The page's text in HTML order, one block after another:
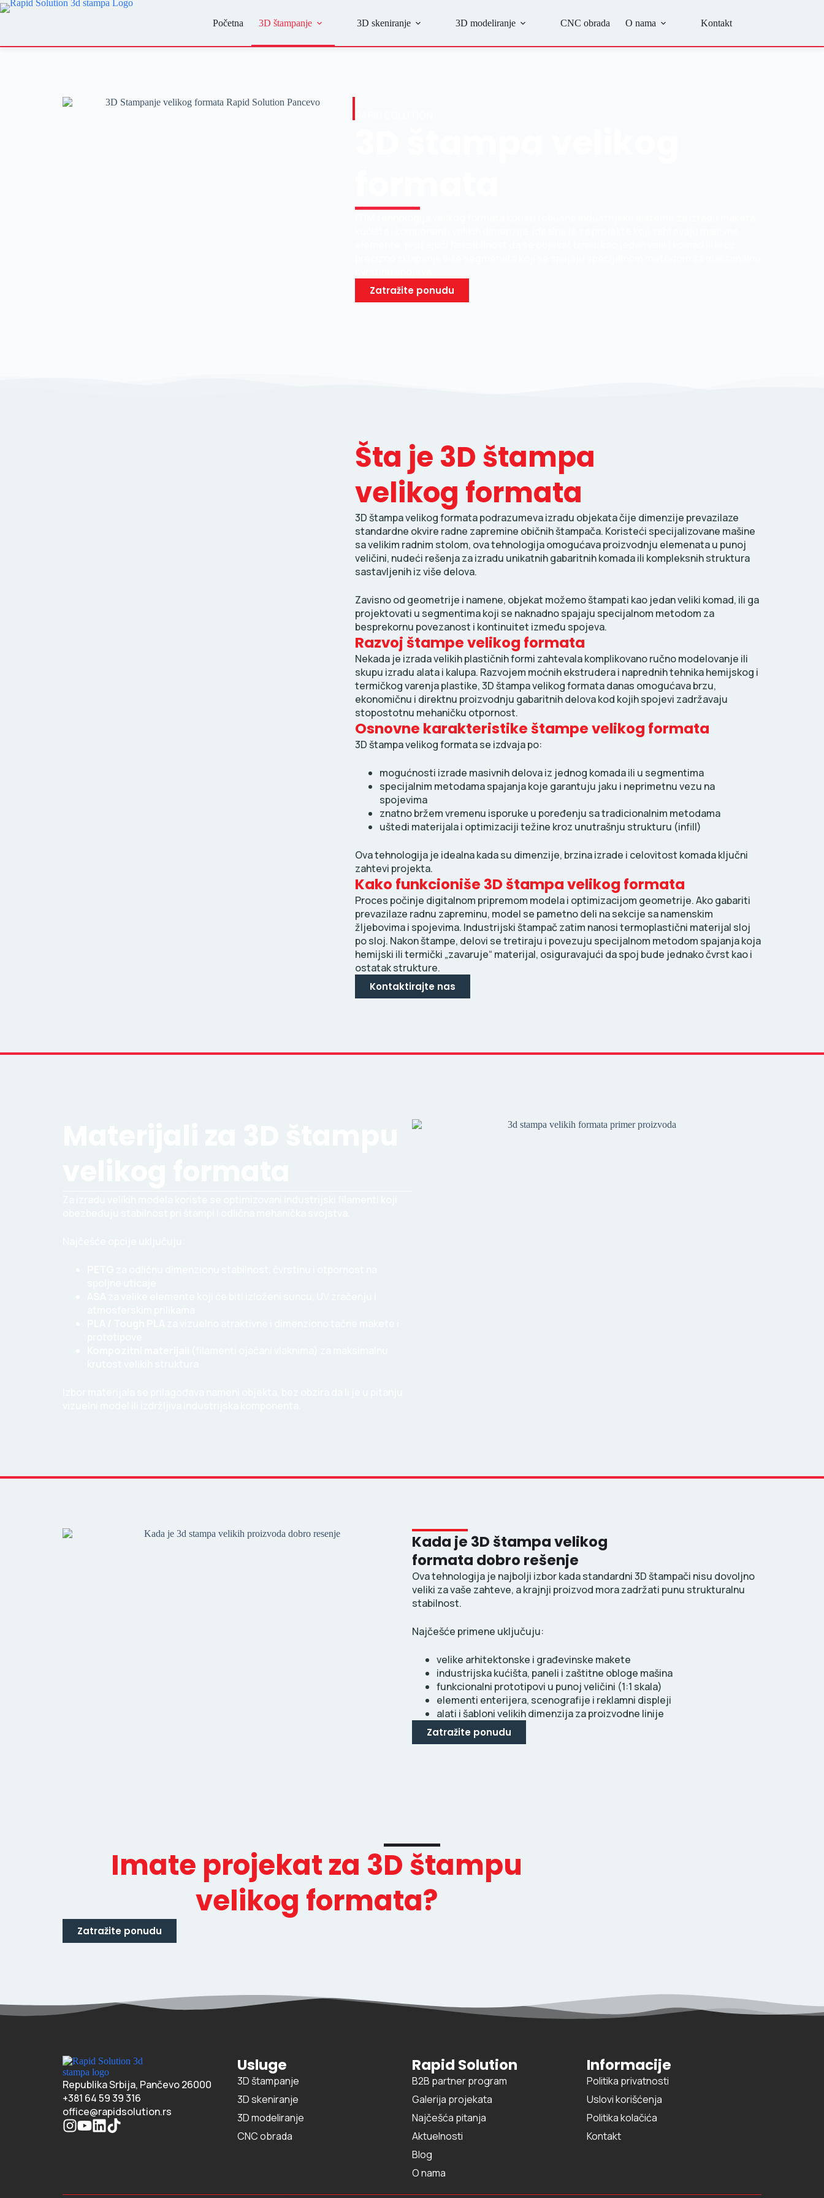
Početna 3D štampanje 3D skeniranje 3D modeliranje CNC obrada O nama Kontakt
Zatražite ponudu
Šta je 3D štampa
velikog formata
3D štampa velikog formata podrazumeva izradu objekata čije dimenzije prevazilaze
standardne okvire radne zapremine običnih štampača. Koristeći specijalizovane mašine
sa velikim radnim stolom, ova tehnologija omogućava proizvodnju elemenata u punoj
veličini, nudeći rešenja za izradu unikatnih gabaritnih komada ili kompleksnih struktura
sastavljenih iz više delova.
Zavisno od geometrije i namene, objekat možemo štampati kao jedan veliki komad, ili ga
projektovati u segmentima koji se naknadno spajaju specijalnom metodom za
besprekornu povezanost i kontinuitet između spojeva.
Razvoj štampe velikog formata
Nekada je izrada velikih plastičnih formi zahtevala komplikovano ručno modelovanje ili
skupu izradu alata i kalupa. Razvojem moćnih ekstrudera i naprednih tehnika hemijskog i
termičkog varenja plastike, 3D štampa velikog formata danas omogućava brzu,
ekonomičnu i direktnu proizvodnju gabaritnih delova kod kojih spojevi zadržavaju
stopostotnu mehaničku otpornost.
Osnovne karakteristike štampe velikog formata
3D štampa velikog formata se izdvaja po:
mogućnosti izrade masivnih delova iz jednog komada ili u segmentima
specijalnim metodama spajanja koje garantuju jaku i neprimetnu vezu na
spojevima
znatno bržem vremenu isporuke u poređenju sa tradicionalnim metodama
uštedi materijala i optimizaciji težine kroz unutrašnju strukturu (infill)
Ova tehnologija je idealna kada su dimenzije, brzina izrade i celovitost komada ključni
zahtevi projekta.
Kako funkcioniše 3D štampa velikog formata
Proces počinje digitalnom pripremom modela i optimizacijom geometrije. Ako gabariti
prevazilaze radnu zapreminu, model se pametno deli na sekcije sa namenskim
žljebovima i spojevima. Industrijski štampač zatim nanosi termoplastični materijal sloj
po sloj. Nakon štampe, delovi se tretiraju i povezuju specijalnom metodom spajanja koja
hemijski ili termički „zavaruje“ materijal, osiguravajući da spoj bude jednako čvrst kao i
ostatak strukture.
Kontaktirajte nas
Kada je 3D štampa velikog
formata dobro rešenje
Ova tehnologija je najbolji izbor kada standardni 3D štampači nisu dovoljno
veliki za vaše zahteve, a krajnji proizvod mora zadržati punu strukturalnu
stabilnost.
Najčešće primene uključuju:
velike arhitektonske i građevinske makete
industrijska kućišta, paneli i zaštitne obloge mašina
funkcionalni prototipovi u punoj veličini (1:1 skala)
elementi enterijera, scenografije i reklamni displeji
alati i šabloni velikih dimenzija za proizvodne linije
Zatražite ponudu
Imate projekat za 3D štampu
velikog formata?
Zatražite ponudu
Republika Srbija, Pančevo 26000
+381 64 59 39 316
office@rapidsolution.rs
Usluge
3D štampanje
3D skeniranje
3D modeliranje
CNC obrada
Rapid Solution
B2B partner program
Galerija projekata
Najčešća pitanja
Aktuelnosti
Blog
O nama
Informacije
Politika privatnosti
Uslovi korišćenja
Politika kolačića
Kontakt